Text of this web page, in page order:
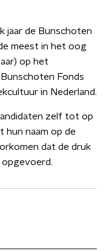
jaar de Bunschoten
meest in het oog
op het
Fonds
in Nederland.
zelf tot op
hun naam op de
dat de druk